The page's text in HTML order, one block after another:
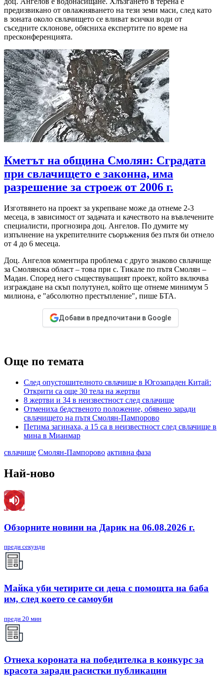
предизвикано от овлажняването на тези земи маси, след като
в зоната около свлачището се вливат всички води от
съседните склонове, обясниха експертите по време на
пресконференцията.
Кметът на община Смолян: Сградата
при свлачището е законна, има
разрешение за строеж от 2006 г.
Изготвянето на проект за укрепване може да отнеме 2-3
месеца, в зависимост от задачата и качеството на въвлечените
специалисти, прогнозира доц. Ангелов. По думите му
изпълнение на укрепителните съоръжения без пътя би отнело
от 4 до 6 месеца.
Доц. Ангелов коментира проблема с друго знаково свлачище
за Смолянска област – това при с. Тикале по пътя Смолян –
Мадан. Според него съществуващият проект, който включва
изграждане на скъп полутунел, който ще отнеме минимум 5
милиона, е "абсолютно престъпление", пише БТА.
Добави в предпочитани в Google
Още по темата
След опустошителното свлачище в Югозападен Китай:
Открити са още 30 тела на жертви
8 жертви и 34 в неизвестност след свлачище
Отмениха бедственото положение, обявено заради
свлачището на пътя Смолян-Пампорово
Петима загинаха, а 15 са в неизвестност след свлачище в
мина в Мианмар
свлачище Смолян-Пампорово активна фаза
Най-ново
Обзорните новини на Дарик на 06.08.2026 г.
преди секунди
Майка уби четирите си деца с помощта на баба
им, след което се самоуби
преди 20 мин
Отнеха короната на победителка в конкурс за
красота заради расистки публикации